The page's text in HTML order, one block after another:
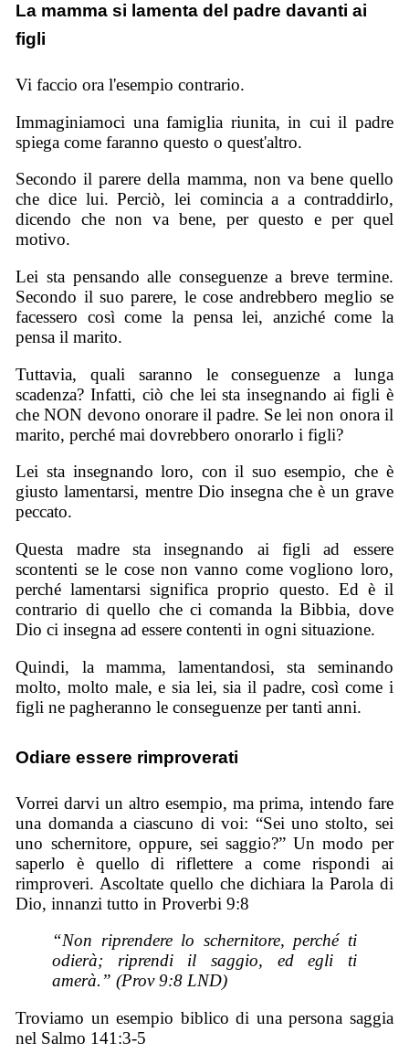
La mamma si lamenta del padre davanti ai
figli
Vi faccio ora l'esempio contrario.
Immaginiamoci una famiglia riunita, in cui il padre
spiega come faranno questo o quest'altro.
Secondo il parere della mamma, non va bene quello
che dice lui. Perciò, lei comincia a a contraddirlo,
dicendo che non va bene, per questo e per quel
motivo.
Lei sta pensando alle conseguenze a breve termine.
Secondo il suo parere, le cose andrebbero meglio se
facessero così come la pensa lei, anziché come la
pensa il marito.
Tuttavia, quali saranno le conseguenze a lunga
scadenza? Infatti, ciò che lei sta insegnando ai figli è
che NON devono onorare il padre. Se lei non onora il
marito, perché mai dovrebbero onorarlo i figli?
Lei sta insegnando loro, con il suo esempio, che è
giusto lamentarsi, mentre Dio insegna che è un grave
peccato.
Questa madre sta insegnando ai figli ad essere
scontenti se le cose non vanno come vogliono loro,
perché lamentarsi significa proprio questo. Ed è il
contrario di quello che ci comanda la Bibbia, dove
Dio ci insegna ad essere contenti in ogni situazione.
Quindi, la mamma, lamentandosi, sta seminando
molto, molto male, e sia lei, sia il padre, così come i
figli ne pagheranno le conseguenze per tanti anni.
Odiare essere rimproverati
Vorrei darvi un altro esempio, ma prima, intendo fare
una domanda a ciascuno di voi: “Sei uno stolto, sei
uno schernitore, oppure, sei saggio?” Un modo per
saperlo è quello di riflettere a come rispondi ai
rimproveri. Ascoltate quello che dichiara la Parola di
Dio, innanzi tutto in Proverbi 9:8
“Non riprendere lo schernitore, perché ti
odierà; riprendi il saggio, ed egli ti
amerà.” (Prov 9:8 LND)
Troviamo un esempio biblico di una persona saggia
nel Salmo 141:3-5